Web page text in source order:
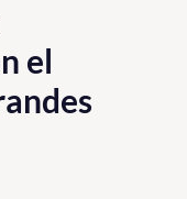
el